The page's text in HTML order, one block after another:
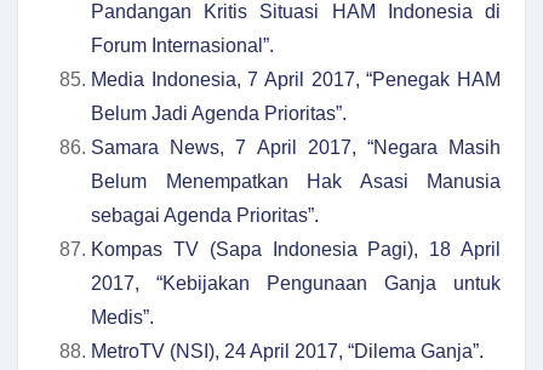
Pandangan Kritis Situasi HAM Indonesia di
Forum Internasional”.
Media Indonesia, 7 April 2017, “Penegak HAM
Belum Jadi Agenda Prioritas”.
Samara News, 7 April 2017, “Negara Masih
Belum Menempatkan Hak Asasi Manusia
sebagai Agenda Prioritas”.
Kompas TV (Sapa Indonesia Pagi), 18 April
2017, “Kebijakan Pengunaan Ganja untuk
Medis”.
MetroTV (NSI), 24 April 2017, “Dilema Ganja”.